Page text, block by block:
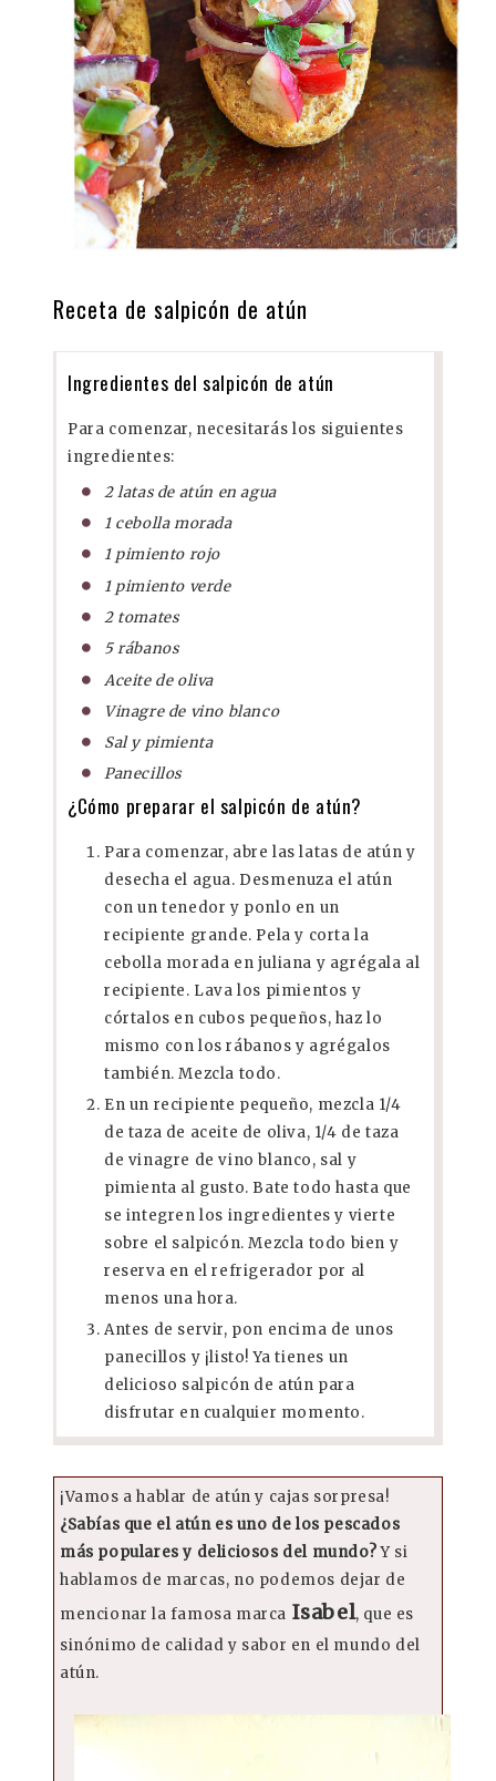
Receta de salpicón de atún
Ingredientes del salpicón de atún
Para comenzar, necesitarás los siguientes
ingredientes:
2 latas de atún en agua
1 cebolla morada
1 pimiento rojo
1 pimiento verde
2 tomates
5 rábanos
Aceite de oliva
Vinagre de vino blanco
Sal y pimienta
Panecillos
¿Cómo preparar el salpicón de atún?
Para comenzar, abre las latas de atún y
desecha el agua. Desmenuza el atún
con un tenedor y ponlo en un
recipiente grande. Pela y corta la
cebolla morada en juliana y agrégala al
recipiente. Lava los pimientos y
córtalos en cubos pequeños, haz lo
mismo con los rábanos y agrégalos
también. Mezcla todo.
En un recipiente pequeño, mezcla 1/4
de taza de aceite de oliva, 1/4 de taza
de vinagre de vino blanco, sal y
pimienta al gusto. Bate todo hasta que
se integren los ingredientes y vierte
sobre el salpicón. Mezcla todo bien y
reserva en el refrigerador por al
menos una hora.
Antes de servir, pon encima de unos
panecillos y ¡listo! Ya tienes un
delicioso salpicón de atún para
disfrutar en cualquier momento.
¡Vamos a hablar de atún y cajas sorpresa!
¿Sabías que el atún es uno de los pescados
más populares y deliciosos del mundo?Y si
hablamos de marcas, no podemos dejar de
mencionar la famosa marca Isabel, que es
sinónimo de calidad y sabor en el mundo del
atún.